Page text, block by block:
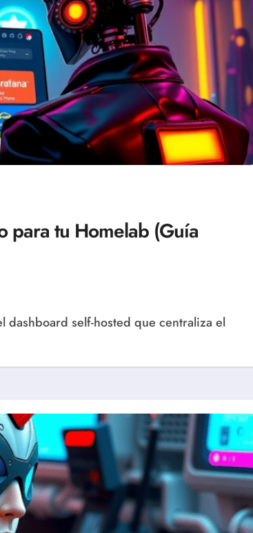
para tu Homelab (Guía